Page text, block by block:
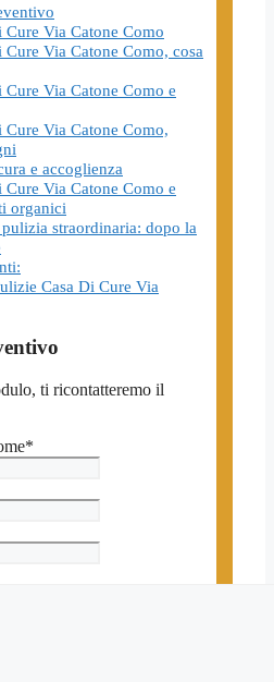
Cure Via Catone Como
Cure Via Catone Como, cosa
Cure Via Catone Como e
Cure Via Catone Como,
e accoglienza
Cure Via Catone Como e
organici
straordinaria: dopo la
Casa Di Cure Via
ti ricontatteremo il
*